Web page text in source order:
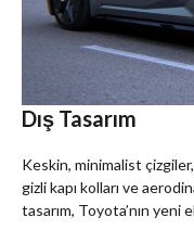
Dış Tasarım
Keskin, minimalist
gizli kapı kolları ve
tasarım, Toyota’nın yeni